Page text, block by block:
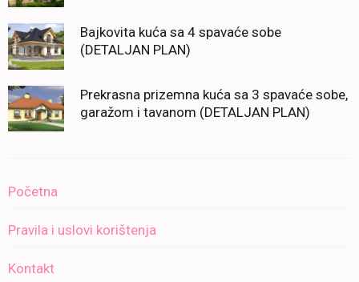
Bajkovita kuća sa 4 spavaće sobe
(DETALJAN PLAN)
Prekrasna prizemna kuća sa 3 spavaće sobe,
garažom i tavanom (DETALJAN PLAN)
Početna
Pravila i uslovi korištenja
Kontakt